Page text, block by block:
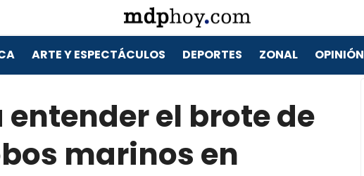
ARTE Y ESPECTÁCULOS DEPORTES ZONAL OPINIÓN
entender el brote de
marinos en